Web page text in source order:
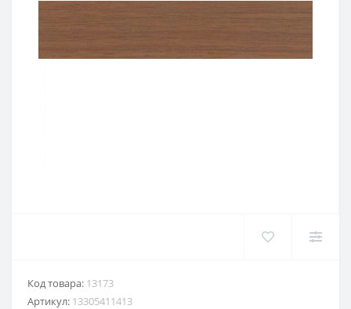
Код товара: 13173
Артикул: 13305411413